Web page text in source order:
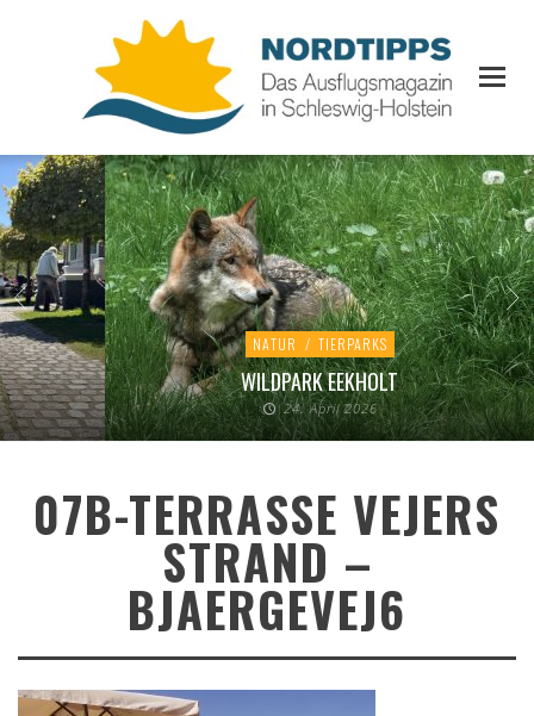
NATUR / TIERPARKS
WILDPARK EEKHOLT
24. April 2026
07B-TERRASSE VEJERS
STRAND –
BJAERGEVEJ6